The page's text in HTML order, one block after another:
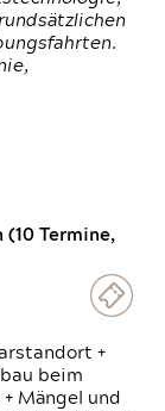
Termine,
+
beim
Mängel und